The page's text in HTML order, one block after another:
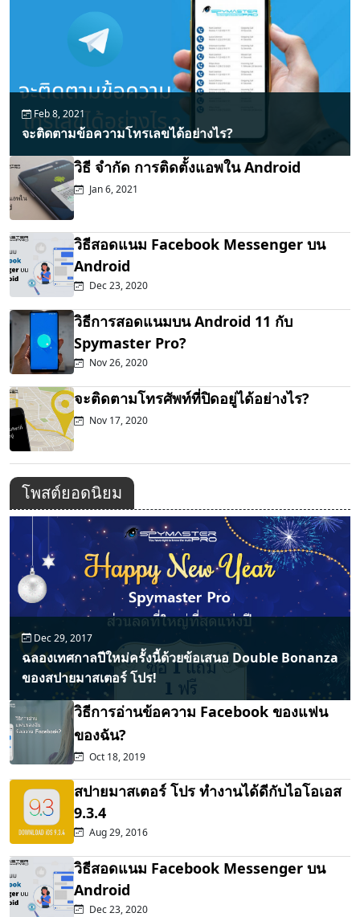
Feb 8, 2021
จะติดตามข้อความโทรเลขได้อย่างไร?
วิธี จำกัด การติดตั้งแอพใน Android
Jan 6, 2021
วิธีสอดแนม Facebook Messenger บน
Android
Dec 23, 2020
วิธีการสอดแนมบน Android 11 กับ
Spymaster Pro?
Nov 26, 2020
จะติดตามโทรศัพท์ที่ปิดอยู่ได้อย่างไร?
Nov 17, 2020
โพสต์ยอดนิยม
Dec 29, 2017
ฉลองเทศกาลปีใหม่ครั้งนี้ด้วยข้อเสนอ Double Bonanza
ของสปายมาสเตอร์ โปร!
วิธีการอ่านข้อความ Facebook ของแฟน
ของฉัน?
Oct 18, 2019
สปายมาสเตอร์ โปร ทำงานได้ดีกับไอโอเอส
9.3.4
Aug 29, 2016
วิธีสอดแนม Facebook Messenger บน
Android
Dec 23, 2020